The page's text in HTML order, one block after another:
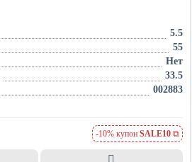
5.5
55
Нет
33.5
002883
-10% купон SALE10